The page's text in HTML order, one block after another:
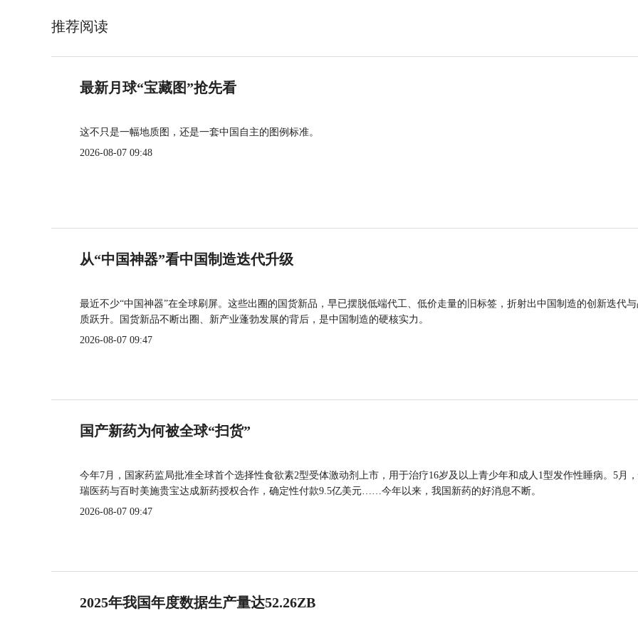
推荐阅读
最新月球“宝藏图”抢先看
这不只是一幅地质图，还是一套中国自主的图例标准。
2026-08-07 09:48
从“中国神器”看中国制造迭代升级
最近不少“中国神器”在全球刷屏。这些出圈的国货新品，早已摆脱低端代工、低价走量的旧标签，折射出中国制造的创新迭代
质跃升。国货新品不断出圈、新产业蓬勃发展的背后，是中国制造的硬核实力。
2026-08-07 09:47
国产新药为何被全球“扫货”
今年7月，国家药监局批准全球首个选择性食欲素2型受体激动剂上市，用于治疗16岁及以上青少年和成人1型发作性睡病。5月
瑞医药与百时美施贵宝达成新药授权合作，确定性付款9.5亿美元……今年以来，我国新药的好消息不断。
2026-08-07 09:47
2025年我国年度数据生产量达52.26ZB